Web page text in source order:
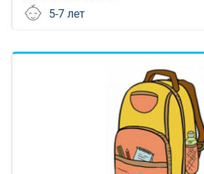
5-7 лет